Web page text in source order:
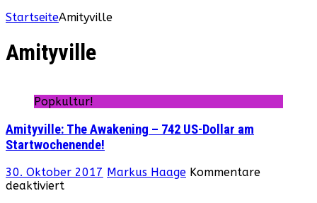
StartseiteAmityville
Amityville
Popkultur!
Amityville: The Awakening – 742 US-Dollar am
Startwochenende!
30. Oktober 2017 Markus Haage Kommentare
deaktiviertfür